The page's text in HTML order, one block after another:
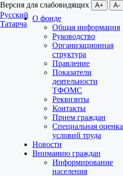
Версия для слабовидящих
A+ A-
Русский
Татарча
О фонде
Общая информация
Руководство
Организационная
структура
Правление
Показатели
деятельности
ТФОМС
Реквизиты
Контакты
Прием граждан
Специальная оценка
условий труда
Новости
Вниманию граждан
Информирование
населения